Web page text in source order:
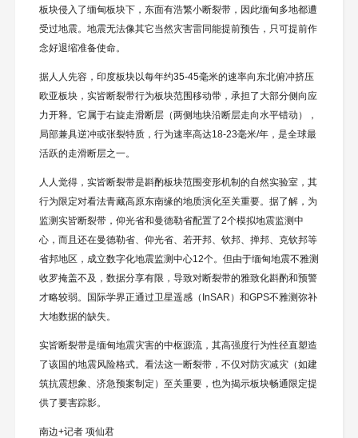
板块侵入了缅甸板块下，东面有浩繁小断裂带，因此缅甸多地都遭
受过地震。地震无法像其它当然灾害雷同能提前预告，只可提前作
念好退缩准备使命。
据人人先容，印度板块以每年约35-45毫米的速率向东北俯冲挤压
欧亚板块，实皆断裂带行为板块范围移动带，承担了大部分侧向应
力开释。它属于右旋走滑断层（两侧地块沿断层走向水平错动），
局部兼具逆冲或张裂特质，行为速率高达18-23毫米/年，是全球最
活跃的走滑断层之一。
人人觉得，实皆断裂带是斟酌板块范围变形机制的自然实验室，其
行为限定对看法青藏高原东南缘的地质演化至关重要。据了解，为
监测实皆断裂带，仰光省和曼德勒省配置了2个模拟地震监测中
心，而且还在曼德勒省、仰光省、若开邦、钦邦、掸邦、克钦邦等
省邦地区，成立数字化地震监测中心12个。但由于缅甸地震不雅测
收罗掩盖不及，数据分享有限，导致对断裂带的雅致化斟酌和预警
才略较弱。国际学界正通过卫星遥感（InSAR）和GPS不雅测弥补
大地数据的缺失。
实皆断裂带是缅甸地震灾害的中枢源流，其高强度行为性径直塑造
了该国的地震风险格式。看法这一断裂带，不仅对防灾减灾（如建
筑抗震想象、济急预案制定）至关重要，也为揭示板块畅通限定提
供了要害踪影。
南边+记者 项仙君